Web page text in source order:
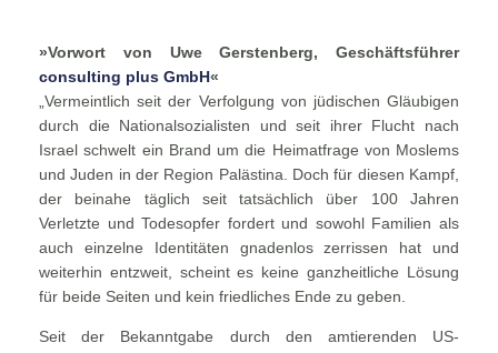
»Vorwort von Uwe Gerstenberg, Geschäftsführer
consulting plus GmbH«
„Vermeintlich seit der Verfolgung von jüdischen Gläubigen
durch die Nationalsozialisten und seit ihrer Flucht nach
Israel schwelt ein Brand um die Heimatfrage von Moslems
und Juden in der Region Palästina. Doch für diesen Kampf,
der beinahe täglich seit tatsächlich über 100 Jahren
Verletzte und Todesopfer fordert und sowohl Familien als
auch einzelne Identitäten gnadenlos zerrissen hat und
weiterhin entzweit, scheint es keine ganzheitliche Lösung
für beide Seiten und kein friedliches Ende zu geben.
Seit der Bekanntgabe durch den amtierenden US-